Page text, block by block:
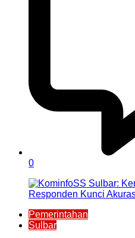
0
Pemerintahan
Sulbar